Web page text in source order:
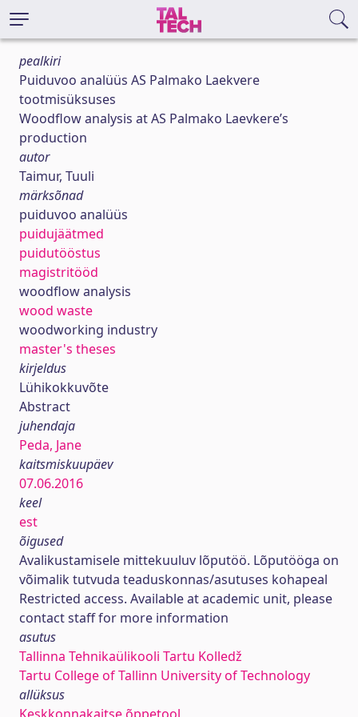
pealkiri
Puiduvoo analüüs AS Palmako Laekvere
tootmisüksuses
Woodflow analysis at AS Palmako Laevkere’s
production
autor
Taimur, Tuuli
märksõnad
puiduvoo analüüs
puidujäätmed
puidutööstus
magistritööd
woodflow analysis
wood waste
woodworking industry
master's theses
kirjeldus
Lühikokkuvõte
Abstract
juhendaja
Peda, Jane
kaitsmiskuupäev
07.06.2016
keel
est
õigused
Avalikustamisele mittekuuluv lõputöö. Lõputööga on
võimalik tutvuda teaduskonnas/asutuses kohapeal
Restricted access. Available at academic unit, please
contact staff for more information
asutus
Tallinna Tehnikaülikooli Tartu Kolledž
Tartu College of Tallinn University of Technology
allüksus